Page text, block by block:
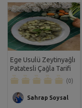
Ege Usulü Zeytinyağlı
Patatesli Çağla Tarifi
(0)
Sahrap Soysal